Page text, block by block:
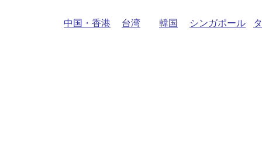
中国・香港 台湾 韓国 シンガポール